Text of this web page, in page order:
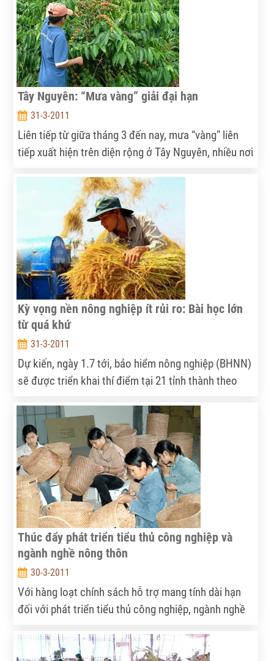
Tây Nguyên: “Mưa vàng” giải đại hạn
31-3-2011
Liên tiếp từ giữa tháng 3 đến nay, mưa “vàng” liên
tiếp xuất hiện trên diện rộng ở Tây Nguyên, nhiều nơi
mưa này đã giải đại hạn cho người trồng cà phê.
Kỳ vọng nền nông nghiệp ít rủi ro: Bài học lớn
từ quá khứ
31-3-2011
Dự kiến, ngày 1.7 tới, bảo hiểm nông nghiệp (BHNN)
sẽ được triển khai thí điểm tại 21 tỉnh thành theo
phủ.
Thúc đẩy phát triển tiểu thủ công nghiệp và
ngành nghề nông thôn
30-3-2011
Với hàng loạt chính sách hỗ trợ mang tính dài hạn
đối với phát triển tiểu thủ công nghiệp, ngành nghề
nhiều địa phương trên cả nước đã thu được nhiều